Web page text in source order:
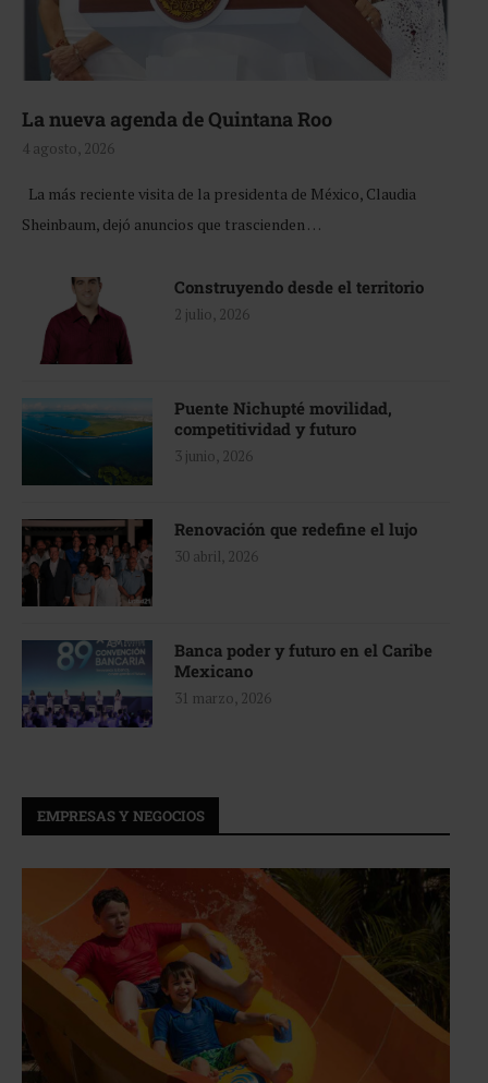
La nueva agenda de Quintana Roo
4 agosto, 2026
La más reciente visita de la presidenta de México, Claudia
Sheinbaum, dejó anuncios que trascienden …
Construyendo desde el territorio
2 julio, 2026
Puente Nichupté movilidad,
competitividad y futuro
3 junio, 2026
Renovación que redefine el lujo
30 abril, 2026
Banca poder y futuro en el Caribe
Mexicano
31 marzo, 2026
EMPRESAS Y NEGOCIOS